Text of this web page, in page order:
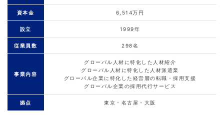
資本金 6,514万円
設立 1999年
従業員数 298名
事業内容
グローバル人材に特化した人材紹介
グローバル人材に特化した人材派遣業
グローバル企業に特化した経営層の転職・採用支援
グローバル企業の採用代行サービス
拠点 東京・名古屋・大阪